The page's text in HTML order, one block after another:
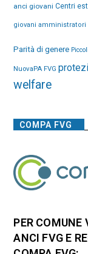
anci giovani Centri
giovani amministratori
Parità di genere
NuovaPA FVG
welfare
COMPA FVG
PER COMUNE
ANCI FVG E